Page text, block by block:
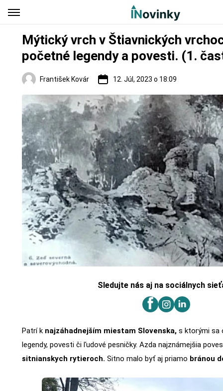
Mýtický vrch v Štiavnických
početné legendy a povesti. (1.
František Kovár 12. Júl, 2023 o 18:09
Sledujte nás aj na sociálnych
Patrí k najzáhadnejším miestam Slovenska,s ktorými sa
legendy, povesti či ľudové pesničky. Azda najznámejšia
sitnianskych rytieroch. Sitno malo byť aj priamo bránou